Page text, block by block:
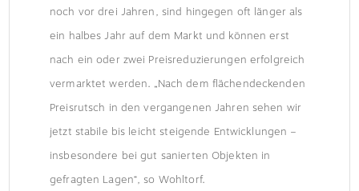
noch vor drei Jahren, sind hingegen oft länger als
ein halbes Jahr auf dem Markt und können erst
nach ein oder zwei Preisreduzierungen erfolgreich
vermarktet werden. „Nach dem flächendeckenden
Preisrutsch in den vergangenen Jahren sehen wir
jetzt stabile bis leicht steigende Entwicklungen –
insbesondere bei gut sanierten Objekten in
gefragten Lagen“, so Wohltorf.